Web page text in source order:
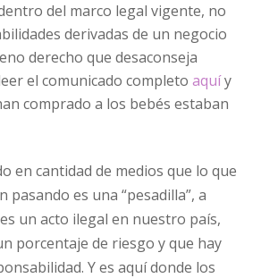
del marco legal vigente, no
derivadas de un negocio
derecho que desaconseja
el comunicado completoaquíy
comprado a los bebés estaban
en cantidad de medios que lo que
pasando es una “pesadilla”, a
un acto ilegal en nuestro país,
porcentaje de riesgo y que hay
Y es aquí donde los